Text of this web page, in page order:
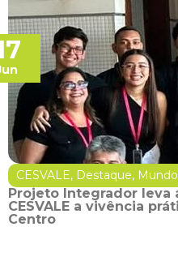
CESVALE, Destaque, Mundo
Projeto Integrador leva
CESVALE a vivência
Centro